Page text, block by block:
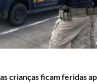
crianças ficam feridas